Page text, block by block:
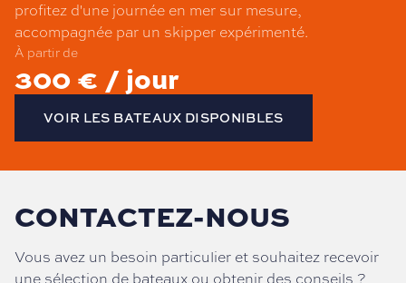
profitez d'une journée en mer sur mesure,
accompagnée par un skipper expérimenté.
À partir de
300 € / jour
VOIR LES BATEAUX DISPONIBLES
CONTACTEZ-NOUS
Vous avez un besoin particulier et souhaitez recevoir
une sélection de bateaux ou obtenir des conseils ?